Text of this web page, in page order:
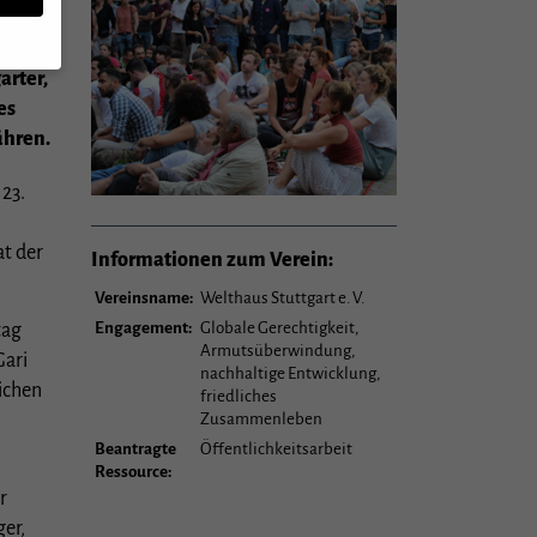
der
Informationen zum Verein:
Vereinsname: Welthaus Stuttgart e. V.
Engagement: Globale Gerechtigkeit,
Armutsüberwindung,
nachhaltige Entwicklung,
friedliches
Zusammenleben
Beantragte
Ressource:
Öffentlichkeitsarbeit
Zurück